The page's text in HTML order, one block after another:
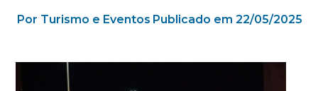
Por Turismo e Eventos Publicado em 22/05/2025